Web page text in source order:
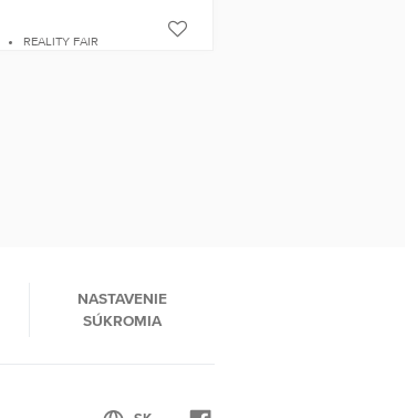
REALITY FAIR
NASTAVENIE
SÚKROMIA